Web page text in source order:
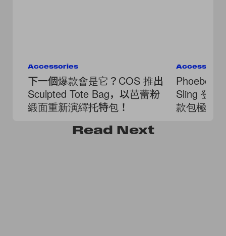
Accessories
下一個爆款會是它？COS 推出
Sculpted Tote Bag，以芭蕾粉
緞面重新演繹托特包！
Phoebe
Sling 登場
款包極簡
Read Next